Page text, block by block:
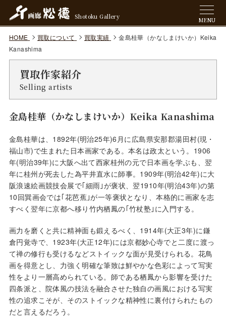
Shotoku Gallery MENU
HOME 買取について 買取実績
金島桂華（かなしまけいか）Keika
Kanashima
買取作家紹介
Selling artists
金島桂華（かなしまけいか）Keika Kanashima
金島桂華は、1892年(明治25年)6月に広島県安那郡湯田村(現・
福山市)で生まれた日本画家である。本名は政太という。1906
年(明治39年)に大阪へ出て西家桂州の元で日本画を学ぶも、翌
年に桂州が死去した為平井直水に師事。1909年(明治42年)に大
阪浪速絵画競技会展で｢細雨｣が褒状、翌1910年(明治43年)の第
10回巽画会では｢花芭蕉｣が一等褒状となり、本格的に画家を志
すべく翌年に京都へ移り竹内栖鳳の｢竹杖塾｣に入門する。
画力を磨くと共に精神面も鍛えるべく、1914年(大正3年)に鎌
倉円覚寺で、1923年(大正12年)には京都妙心寺でと二度に渡っ
て禅の修行も受けるなどストイックな面が見受けられる。花鳥
画を得意とし、力強く明確な筆致は鮮やかな色彩によって写実
性をより一層高められている。師である栖鳳から影響を受けた
四条派と、院体風の技法を融合させた独自の画風における写実
性の追求こそが、そのストイックな精神性に裏付けられたもの
だと言えるだろう。